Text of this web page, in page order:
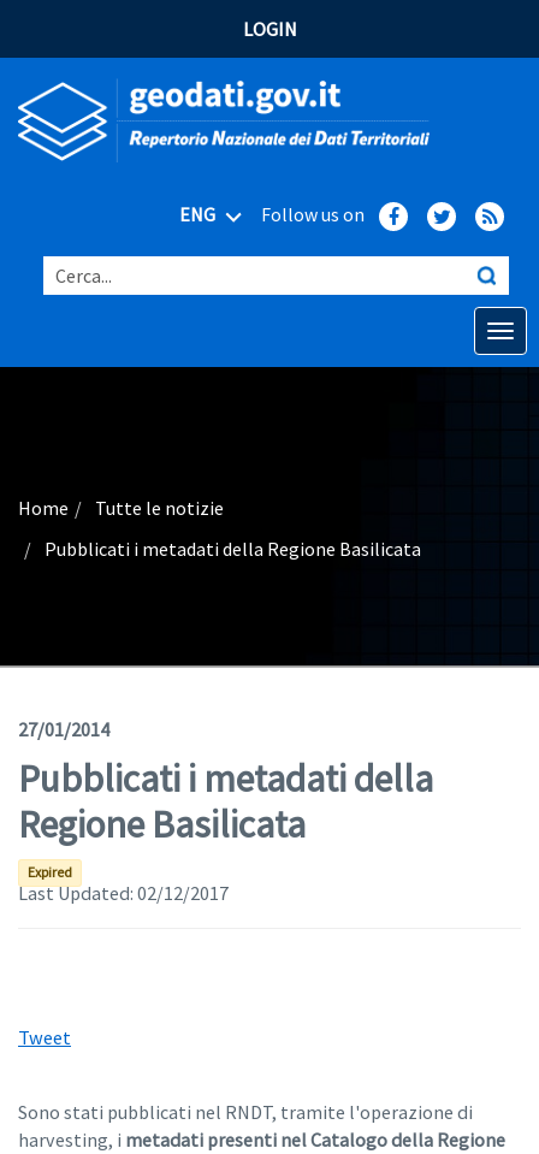
LOGIN
ENG Follow us on
Cerca...
Open
Advanced search
Geodata
News
Geoviewer
Tools
Help(apre in una nuova finestra)
Home
Tutte le notizie
Pubblicati i metadati della Regione Basilicata
27/01/2014
Pubblicati i metadati della
Regione Basilicata
Expired
Last Updated: 02/12/2017
Tweet
Sono stati pubblicati nel RNDT, tramite l'operazione di
harvesting, i metadati presenti nel Catalogo della Regione